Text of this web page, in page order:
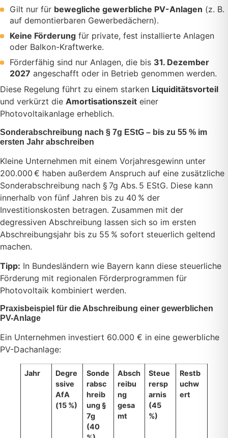
Gilt nur für bewegliche gewerbliche PV-Anlagen (z. B.
auf demontierbaren Gewerbedächern).
Keine Förderung für private, fest installierte Anlagen
oder Balkon-Kraftwerke.
Förderfähig sind nur Anlagen, die bis 31. Dezember
2027 angeschafft oder in Betrieb genommen werden.
Diese Regelung führt zu einem starken Liquiditätsvorteil
und verkürzt die Amortisationszeit einer
Photovoltaikanlage erheblich.
Sonderabschreibung nach § 7g EStG – bis zu 55 % im
ersten Jahr abschreiben
Kleine Unternehmen mit einem Vorjahresgewinn unter
200.000 € haben außerdem Anspruch auf eine zusätzliche
Sonderabschreibung nach § 7g Abs. 5 EStG. Diese kann
innerhalb von fünf Jahren bis zu 40 % der
Investitionskosten betragen. Zusammen mit der
degressiven Abschreibung lassen sich so im ersten
Abschreibungsjahr bis zu 55 % sofort steuerlich geltend
machen.
Tipp: In Bundesländern wie Bayern kann diese steuerliche
Förderung mit regionalen Förderprogrammen für
Photovoltaik kombiniert werden.
Praxisbeispiel für die Abschreibung einer gewerblichen
PV-Anlage
Ein Unternehmen investiert 60.000 € in eine gewerbliche
PV-Dachanlage:
Jahr
Degre
ssive
AfA
(15 %)
Sonde
rabsc
hreib
ung §
7g
(40
Absch
reibu
ng
gesa
mt
Steue
rersp
arnis
(45
%)
Restb
uchw
ert